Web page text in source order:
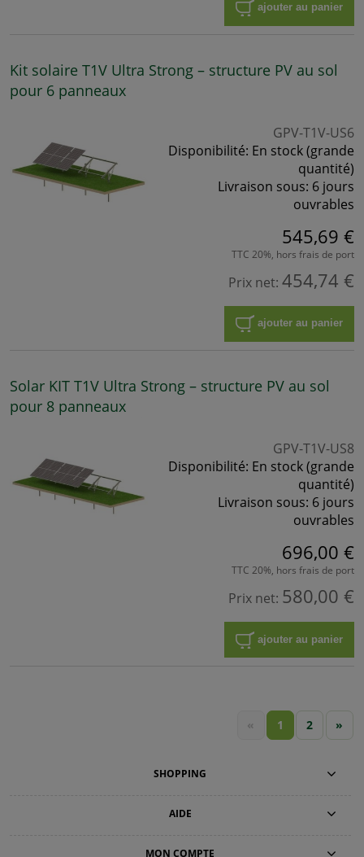
ajouter au panier
Kit solaire T1V Ultra Strong – structure PV au sol
pour 6 panneaux
GPV-T1V-US6
Disponibilité: En stock (grande
quantité)
Livraison sous: 6 jours
ouvrables
545,69 €
TTC 20%, hors frais de port
Prix net: 454,74 €
ajouter au panier
Solar KIT T1V Ultra Strong – structure PV au sol
pour 8 panneaux
GPV-T1V-US8
Disponibilité: En stock (grande
quantité)
Livraison sous: 6 jours
ouvrables
696,00 €
TTC 20%, hors frais de port
Prix net: 580,00 €
ajouter au panier
« 1 2 »
SHOPPING
AIDE
MON COMPTE